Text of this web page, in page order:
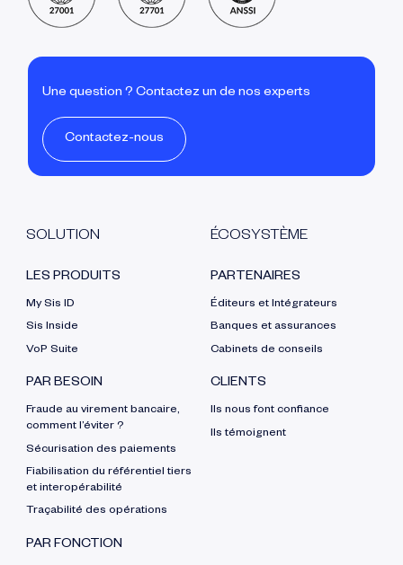
Une question ? Contactez un de nos experts
Contactez-nous
SOLUTION
LES PRODUITS
My Sis ID
Sis Inside
VoP Suite
PAR BESOIN
Fraude au virement bancaire,
comment l’éviter ?
Sécurisation des paiements
Fiabilisation du référentiel tiers
et interopérabilité
Traçabilité des opérations
PAR FONCTION
ÉCOSYSTÈME
PARTENAIRES
Éditeurs et Intégrateurs
Banques et assurances
Cabinets de conseils
CLIENTS
Ils nous font confiance
Ils témoignent